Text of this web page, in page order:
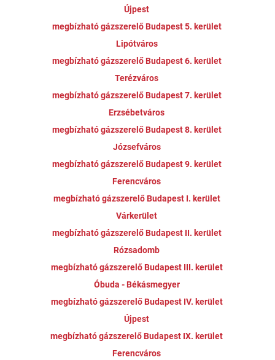
Újpest
megbízható gázszerelő Budapest 5. kerület
Lipótváros
megbízható gázszerelő Budapest 6. kerület
Terézváros
megbízható gázszerelő Budapest 7. kerület
Erzsébetváros
megbízható gázszerelő Budapest 8. kerület
Józsefváros
megbízható gázszerelő Budapest 9. kerület
Ferencváros
megbízható gázszerelő Budapest I. kerület
Várkerület
megbízható gázszerelő Budapest II. kerület
Rózsadomb
megbízható gázszerelő Budapest III. kerület
Óbuda - Békásmegyer
megbízható gázszerelő Budapest IV. kerület
Újpest
megbízható gázszerelő Budapest IX. kerület
Ferencváros